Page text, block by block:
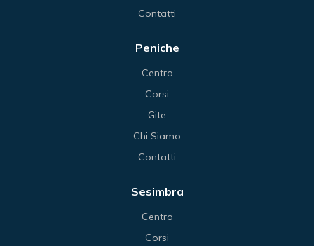
Contatti
Peniche
Centro
Corsi
Gite
Chi Siamo
Contatti
Sesimbra
Centro
Corsi